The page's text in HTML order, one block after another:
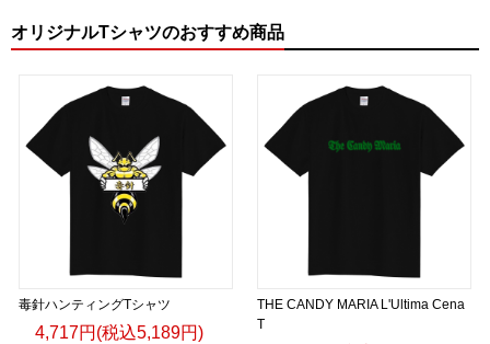
オリジナルTシャツのおすすめ商品
毒針ハンティングTシャツ
4,717円(税込5,189円)
THE CANDY MARIA L'Ultima Cena
T